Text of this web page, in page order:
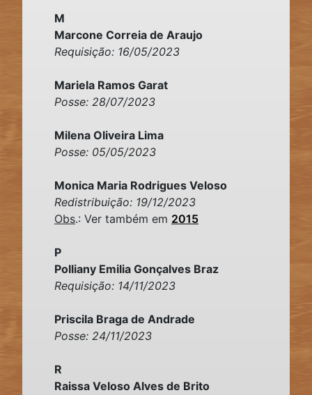
M
Marcone Correia de Araujo
Requisição: 16/05/2023
Mariela Ramos Garat
Posse: 28/07/2023
Milena Oliveira Lima
Posse: 05/05/2023
Monica Maria Rodrigues Veloso
Redistribuição: 19/12/2023
Obs.: Ver também em 2015
P
Polliany Emilia Gonçalves Braz
Requisição: 14/11/2023
Priscila Braga de Andrade
Posse: 24/11/2023
R
Raissa Veloso Alves de Brito